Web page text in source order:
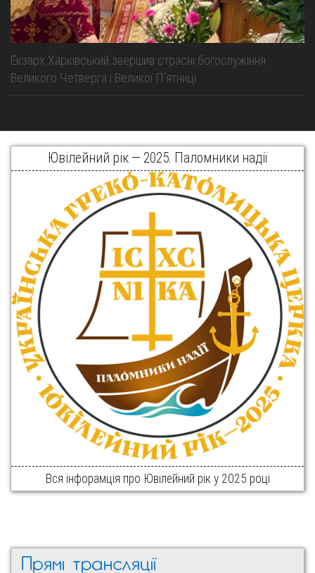
Екзарх Харківський звершив страсні богослужіння
Великого Четверга і Великої Пʼятниці
Ювілейний рік — 2025. Паломники надії
Вся інфорамція про Ювілейний рік у 2025 році